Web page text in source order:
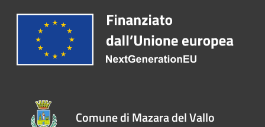
Comune di Mazara del Vallo